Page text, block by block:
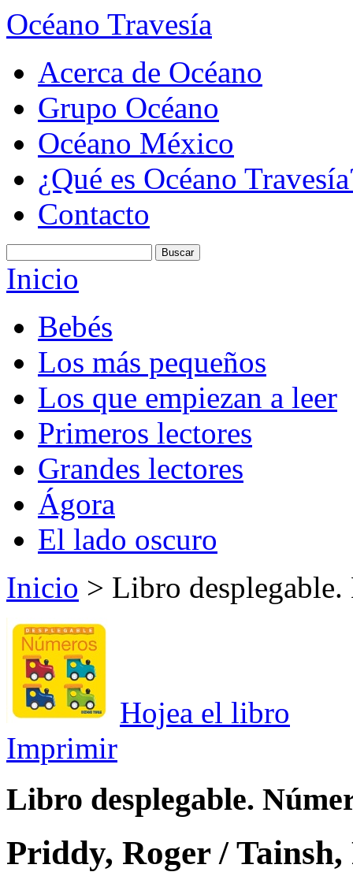
Océano Travesía
Acerca de Océano
Grupo Océano
Océano México
¿Qué es Océano
Contacto
Inicio
Bebés
Los más pequeños
Los que empiezan a leer
Primeros lectores
Grandes lectores
Ágora
El lado oscuro
Inicio > Libro desplegable.
Hojea el libro
Imprimir
Libro desplegable.
Priddy, Roger /